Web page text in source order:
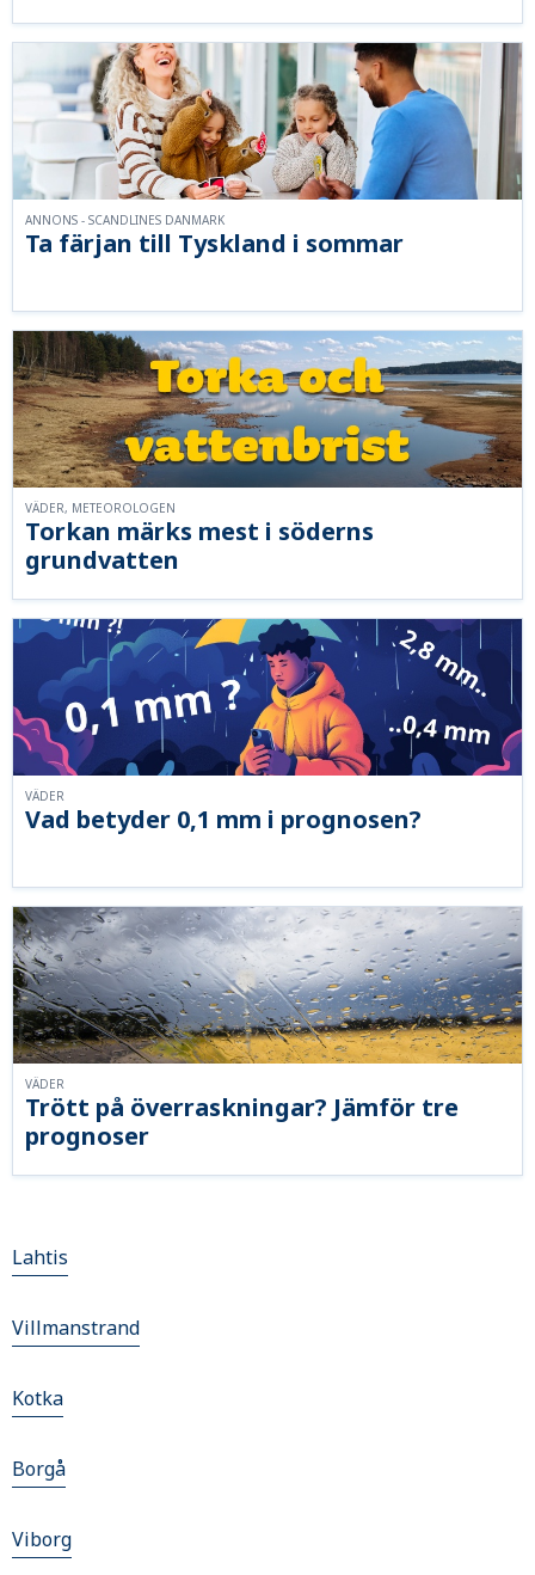
Ta färjan till Tyskland i sommar
ANNONS - SCANDLINES DANMARK
Torkan märks mest i söderns
grundvatten
VÄDER, METEOROLOGEN
Vad betyder 0,1 mm i prognosen?
VÄDER
Trött på överraskningar? Jämför tre
prognoser
VÄDER
Lahtis
Villmanstrand
Kotka
Borgå
Viborg